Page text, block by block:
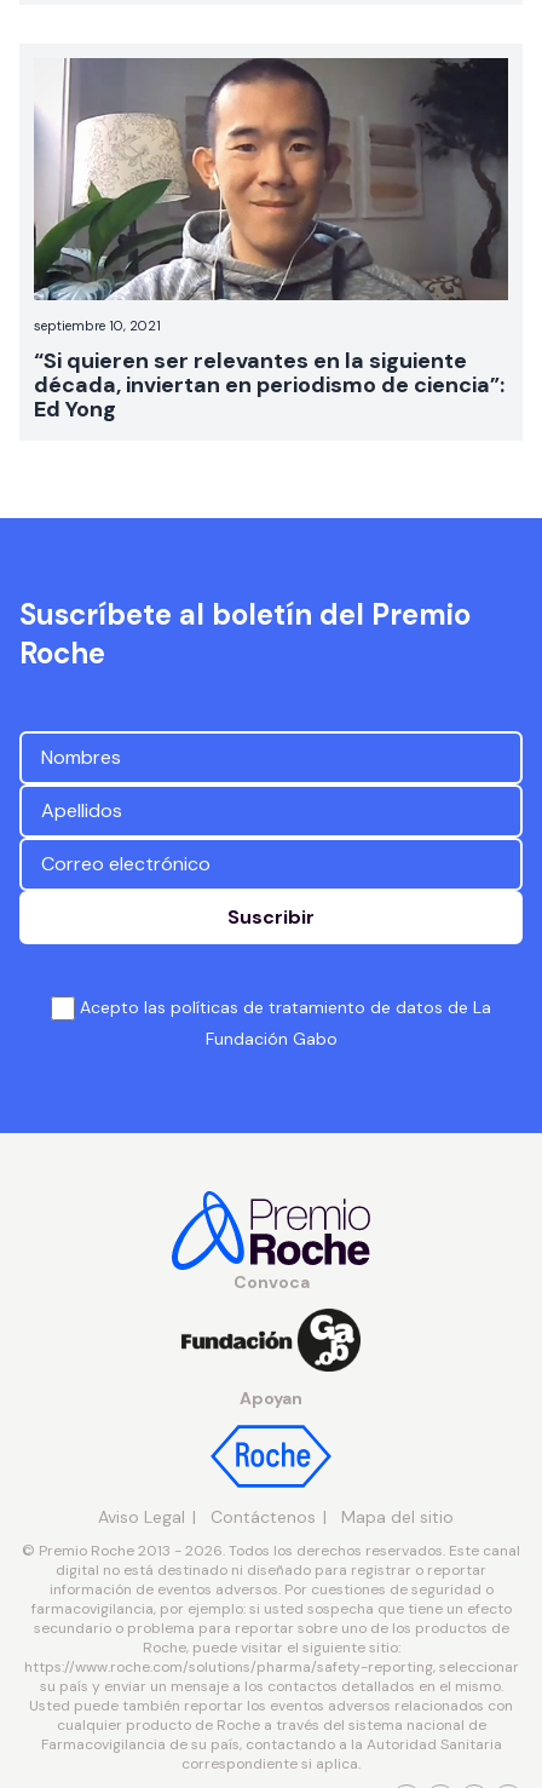
septiembre 10, 2021
“Si quieren ser relevantes en la siguiente
década, inviertan en periodismo de ciencia”:
Ed Yong
Suscríbete al boletín del Premio
Roche
Suscribir
Acepto las políticas de tratamiento de datos de La
Fundación Gabo
Convoca
Apoyan
Aviso Legal Contáctenos Mapa del sitio
© Premio Roche 2013 - 2026. Todos los derechos reservados. Este canal
digital no está destinado ni diseñado para registrar o reportar
información de eventos adversos. Por cuestiones de seguridad o
farmacovigilancia, por ejemplo: si usted sospecha que tiene un efecto
secundario o problema para reportar sobre uno de los productos de
Roche, puede visitar el siguiente sitio:
https://www.roche.com/solutions/pharma/safety-reporting, seleccionar
su país y enviar un mensaje a los contactos detallados en el mismo.
Usted puede también reportar los eventos adversos relacionados con
cualquier producto de Roche a través del sistema nacional de
Farmacovigilancia de su país, contactando a la Autoridad Sanitaria
correspondiente si aplica.